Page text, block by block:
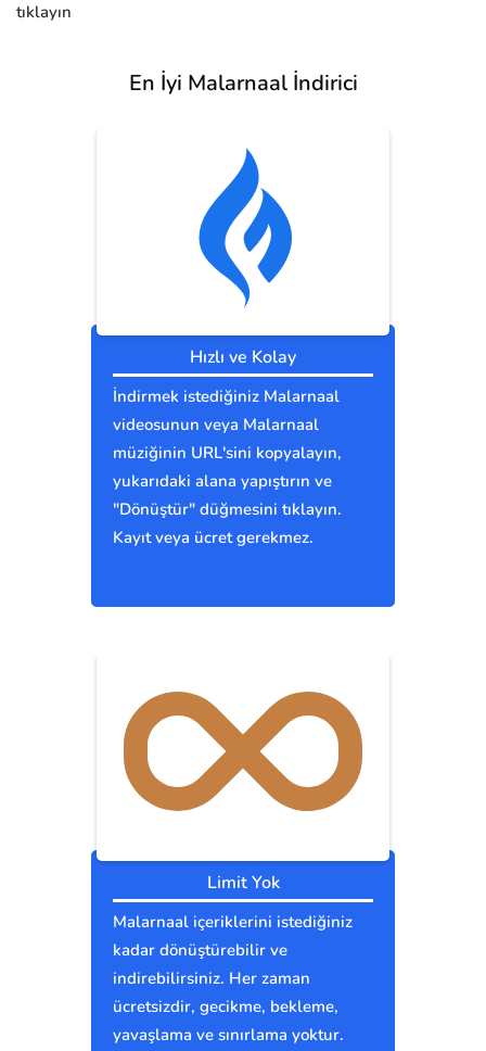
tıklayın
En İyi Malarnaal İndirici
Hızlı ve Kolay
İndirmek istediğiniz Malarnaal
videosunun veya Malarnaal
müziğinin URL'sini kopyalayın,
yukarıdaki alana yapıştırın ve
"Dönüştür" düğmesini tıklayın.
Kayıt veya ücret gerekmez.
Limit Yok
Malarnaal içeriklerini istediğiniz
kadar dönüştürebilir ve
indirebilirsiniz. Her zaman
ücretsizdir, gecikme, bekleme,
yavaşlama ve sınırlama yoktur.